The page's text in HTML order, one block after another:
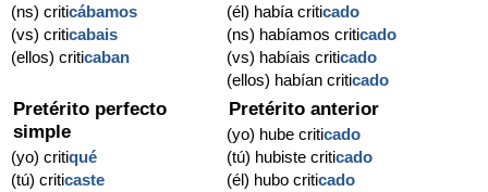
(ns) criticábamos
(vs) criticabais
(ellos) criticaban
(él) había criticado
(ns) habíamos criticado
(vs) habíais criticado
(ellos) habían criticado
Pretérito perfecto
simple
(yo) critiqué
(tú) criticaste
Pretérito anterior
(yo) hube criticado
(tú) hubiste criticado
(él) hubo criticado